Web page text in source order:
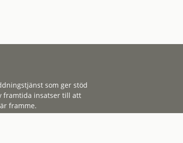
som ger stöd
framtida insatser till att
framme.